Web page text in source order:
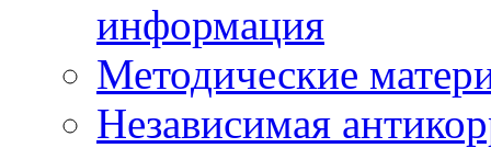
информация
Методические
Независимая